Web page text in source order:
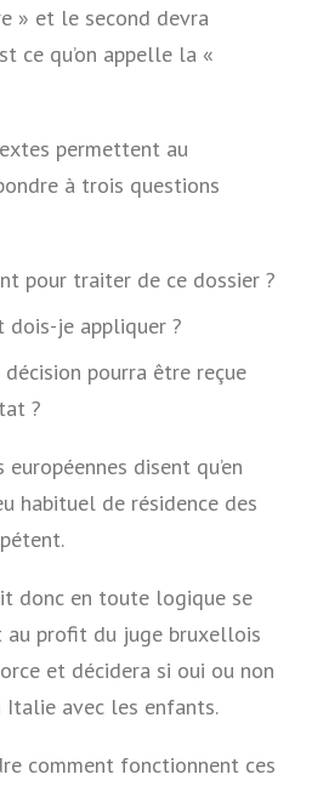
» et le second devra
ce qu’on appelle la «
permettent au
à trois questions
pour traiter de ce dossier ?
dois-je appliquer ?
pourra être reçue
?
disent qu’en
habituel de résidence des
donc en toute logique se
au profit du juge bruxellois
et décidera si oui ou non
Italie avec les enfants.
comment fonctionnent ces